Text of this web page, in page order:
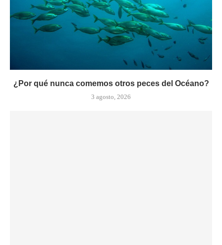
¿Por qué nunca comemos otros peces del Océano?
3 agosto, 2026